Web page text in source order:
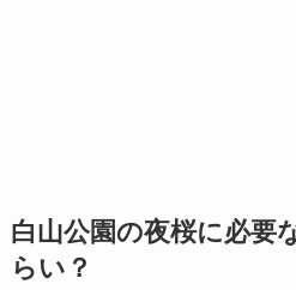
白山公園の夜桜に必要
らい？